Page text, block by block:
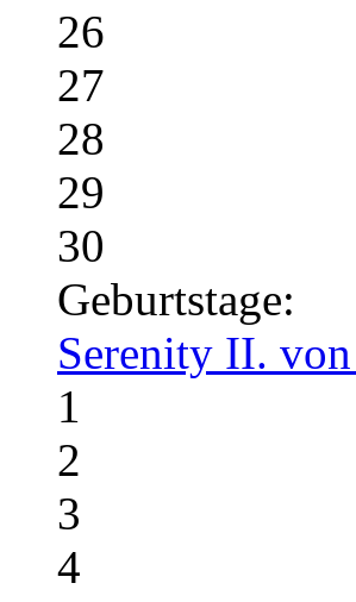
26
27
28
29
30
Geburtstage:
Serenity II.
1
2
3
4